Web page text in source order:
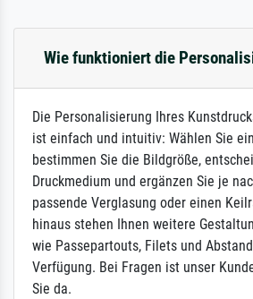
Wie funktioniert die
Die Personalisierung Ihres
ist einfach und intuitiv: Wählen Sie
bestimmen Sie die Bildgröße,
Druckmedium und ergänzen Sie je
passende Verglasung oder einen
hinaus stehen Ihnen weitere
wie Passepartouts, Filets und
Verfügung. Bei Fragen ist unser
Sie da.